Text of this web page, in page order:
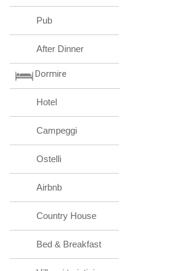
Pub
After Dinner
Dormire
Hotel
Campeggi
Ostelli
Airbnb
Country House
Bed & Breakfast